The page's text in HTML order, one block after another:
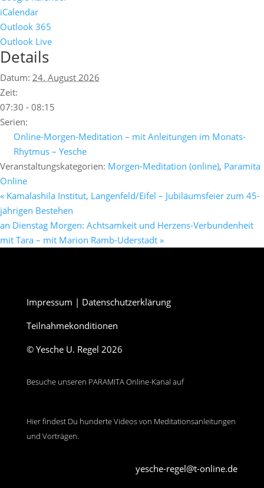
iCalendar
Outlook 365
Outlook Live
Details
Datum: 24. August 2026
Zeit:
07:30 - 08:15
Serien:
Online-Morgen-Meditation – mit Anleitungen im Monats-
Rhytmus – Yesche
Veranstaltungskategorien: Morgen-Meditation (online), Paramita
Online
« Kamalashila Institut, Langenfeld/Eifel – Jubiläumsfeier zum 45-
jährigen Bestehen
an Dienstag Morgen: Achtsamkeit und Herzens-Verbundenheit
mit Tara – mit Marion Ramb-Uderstadt »
Impressum | Datenschutzerklärung
Teilnahmekonditionen
© Yesche U. Regel 2026
Besuche unseren PARAMITA Online-Kanal auf
Hier findest Du hunderte Videos von Meditationsanleitungen
und Vorträgen.
yesche-regel@t-online.de